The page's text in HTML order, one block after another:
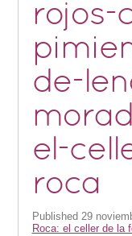
rojos-
de-
el-
roca
Published 29
Roca: el celler de la